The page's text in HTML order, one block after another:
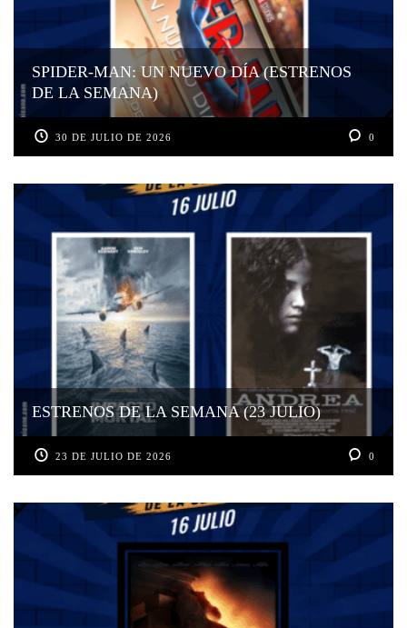
SPIDER-MAN: UN NUEVO DÍA (ESTRENOS
DE LA SEMANA)
30 DE JULIO DE 2026 0
ESTRENOS DE LA SEMANA (23 JULIO)
23 DE JULIO DE 2026 0